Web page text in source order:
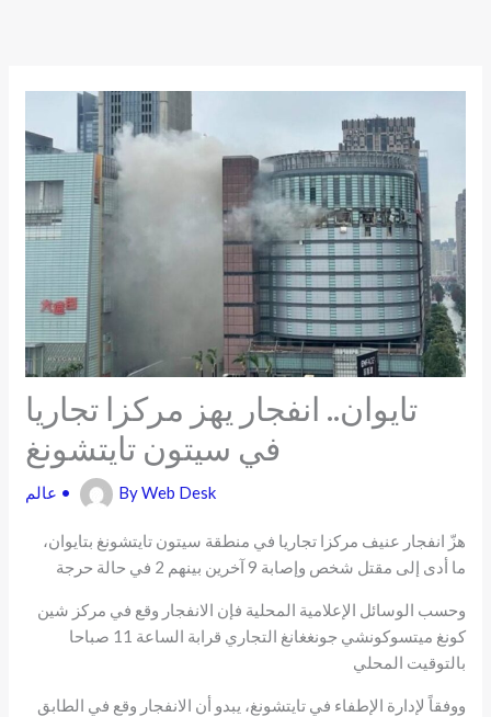
تايوان.. انفجار يهز مركزا تجاريا
في سيتون تايتشونغ
عالم • ByWeb Desk
هزّ انفجار عنيف مركزا تجاريا في منطقة سيتون تايتشونغ بتايوان،
ما أدى إلى مقتل شخص وإصابة 9 آخرين بينهم 2 في حالة حرجة
وحسب الوسائل الإعلامية المحلية فإن الانفجار وقع في مركز شين
كونغ ميتسوكونشي جونغغانغ التجاري قرابة الساعة 11 صباحا
بالتوقيت المحلي
ووفقاً لإدارة الإطفاء في تايتشونغ، يبدو أن الانفجار وقع في الطابق